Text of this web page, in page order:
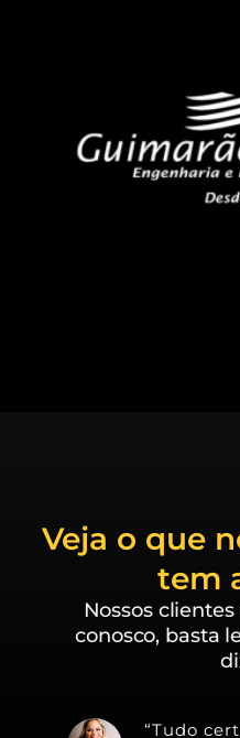
Veja o que
tem
Nossos
conosco, basta
“Tudo